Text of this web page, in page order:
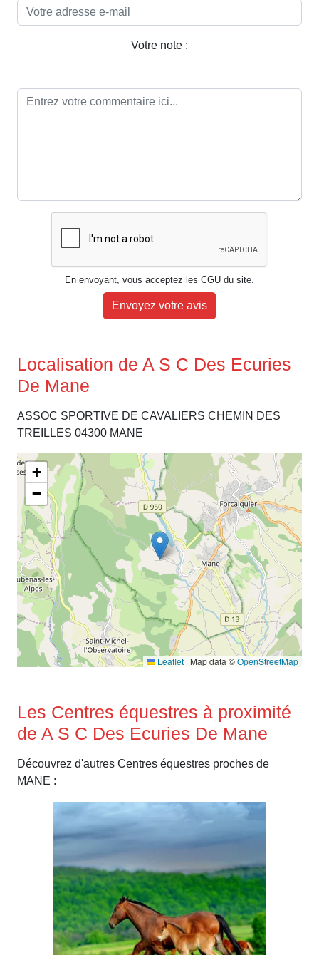
Votre note :
En envoyant, vous acceptez les CGU du site.
Envoyez votre avis
Localisation de A S C Des Ecuries
De Mane
ASSOC SPORTIVE DE CAVALIERS CHEMIN DES
TREILLES 04300 MANE
+
−
Leaflet | Map data ©OpenStreetMap
Les Centres équestres à proximité
de A S C Des Ecuries De Mane
Découvrez d'autres Centres équestres proches de
MANE :